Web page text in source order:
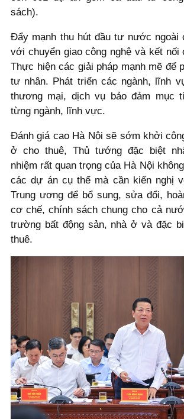
sách).
Đẩy mạnh thu hút đầu tư nước ngoài
với chuyển giao công nghệ và kết nối
Thực hiện các giải pháp mạnh mẽ để
tư nhân. Phát triển các ngành, lĩnh
thương mại, dịch vụ bảo đảm mục
từng ngành, lĩnh vực.
Đánh giá cao Hà Nội sẽ sớm khởi
ở cho thuê, Thủ tướng đặc biệt
nhiệm rất quan trọng của Hà Nội
các dự án cụ thể mà cần kiến nghị
Trung ương để bổ sung, sửa đổi,
cơ chế, chính sách chung cho cả
trường bất động sản, nhà ở và đặc
thuê.